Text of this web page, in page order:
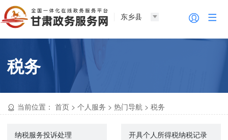
东乡县
税务
当前位置： 首页 >个人服务 >热门导航 >税务
纳税服务投诉处理 开具个人所得税纳税记录